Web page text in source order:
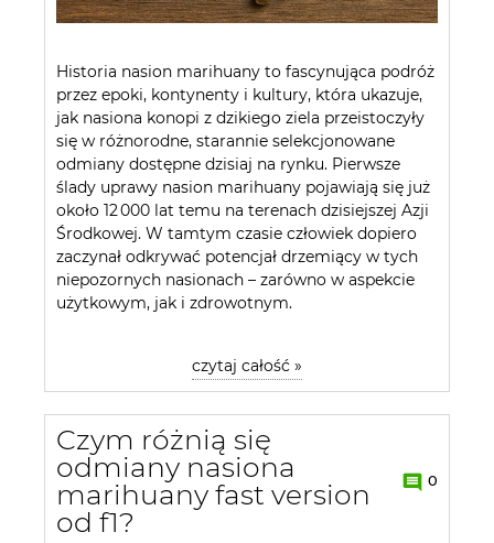
Historia nasion marihuany to fascynująca podróż
przez epoki, kontynenty i kultury, która ukazuje,
jak nasiona konopi z dzikiego ziela przeistoczyły
się w różnorodne, starannie selekcjonowane
odmiany dostępne dzisiaj na rynku. Pierwsze
ślady uprawy nasion marihuany pojawiają się już
około 12 000 lat temu na terenach dzisiejszej Azji
Środkowej. W tamtym czasie człowiek dopiero
zaczynał odkrywać potencjał drzemiący w tych
niepozornych nasionach – zarówno w aspekcie
użytkowym, jak i zdrowotnym.
czytaj całość »
Czym różnią się
odmiany nasiona
marihuany fast version
od f1?
0